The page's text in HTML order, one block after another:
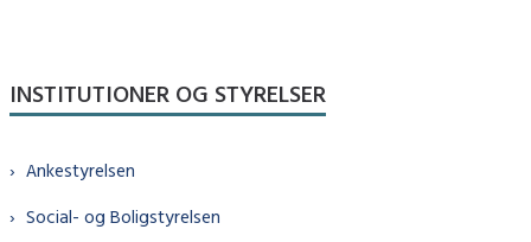
INSTITUTIONER OG STYRELSER
Ankestyrelsen
Social- og Boligstyrelsen